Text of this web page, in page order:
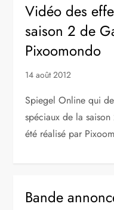
Vidéo des
saison 2 de
Pixoomondo
14 août 2012
Spiegel Online qui
spéciaux de la
été réalisé par
Bande